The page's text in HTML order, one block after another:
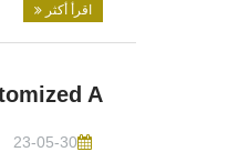
اقرأ أكثر
A
23-05-30